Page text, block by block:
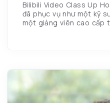
Bilibili Video Class Up
đã phục vụ như một kỹ
một giảng viên cao cấp